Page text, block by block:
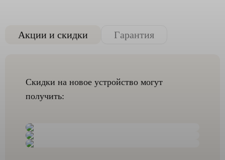
Акции и скидки Гарантия
Скидки на новое устройство могут
получить: